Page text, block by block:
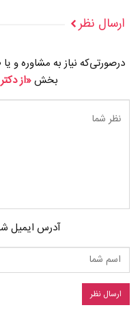
ارسال نظر
درصورتی‌که نیاز به مشاوره و
بخش«از
آدرس ایمیل